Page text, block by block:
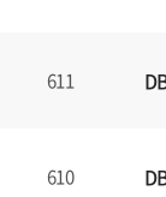
611
610